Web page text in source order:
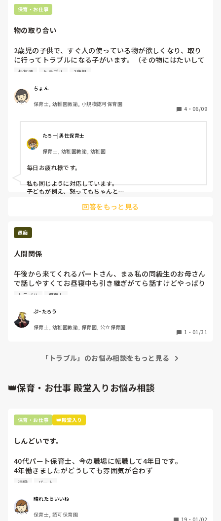
というのがあり会議で園全体の問題として話したことがありま
す。
方があるしこの方が子ども達は怖くて言うことをきくではなく
るんだと知るチャンスにもなると思います。
なかなかこのような事を会議で議題にするのも難しいと思いま
すが、参考になればと思います。
保育・お仕事
物の取り合い
2歳児の子供で、すぐ人の使っている物が欲しくなり、取り
に行ってトラブルになる子がいます。（その物にはたいして
興味がない）
かえないよと話をしています。
お友達 トラブル 2歳児
ちょん
保育士, 幼稚園教諭, 小規模認可保育園
4 ・ 06/09
たろー|男性保育士
保育士, 幼稚園教諭, 幼稚園
毎日お疲れ様です。
私も同じように対応しています。
子どもが例え、怒ってもちゃんと
伝えます。絶対に折れません笑
っかり順番を守ることを
伝えます。怒って、泣いてめんどくさいって思うかもしれませ
だと思うのでもし守れたらとことん褒めます。これでもかって
あくまでも一意見なので絶対してくださいとは言えませんが参
考程度に💦
回答をもっと見る
愚痴
人間関係
午後から来てくれるパートさん、まぁ私の同級生のお母さん
で話しやすくてお昼寝中も引き継ぎがてら話すけどやっぱり
知り合いだからこそがあるんやな〜って改めて感じた。一線
に少しというか結構な不満があるらしく…。私は､支援担当
プラス補助的な部分もあって部屋にいるし普段から担任のこ
とはよく見てるからわかるし､午後の先生の言いたいことも
口じゃないけど､こんな感じで言ってたよってパートさんに
うにやっていこっと。
トラブル 保育士
ぷ~たろう
保育士, 幼稚園教諭, 保育園, 公立保育園
1 ・ 01/31
「トラブル」のお悩み相談をもっと見る
👑保育・お仕事 殿堂入りお悩み相談
保育・お仕事 👑殿堂入り
しんどいです。
40代パート保育士、今の職場に転職して4年目です。
4年働きましたがどうしても雰囲気が合わず
退職しようと思っています。
周りの職員は、勤続10年以上から何十年という先生がほとん
どです。
保護者子どもの愚痴悪口が多く、
退職 パート
晴れたらいいね
保育士, 認可保育園
19 ・ 01/02